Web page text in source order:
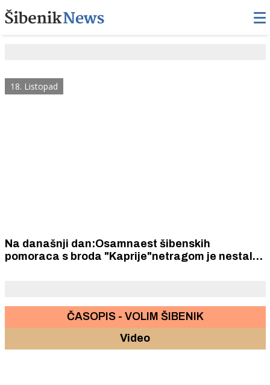
18. Listopad
Na današnji dan:Osamnaest šibenskih
pomoraca s broda "Kaprije"netragom je nestalo
ČASOPIS - VOLIM ŠIBENIK
Video